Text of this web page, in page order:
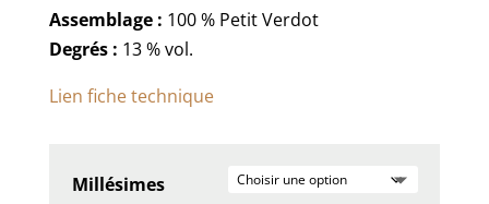
Assemblage : 100 % Petit Verdot
Degrés : 13 % vol.
Lien fiche technique
Millésimes